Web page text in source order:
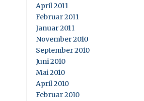
April 2011
Februar 2011
Januar 2011
November 2010
September 2010
Juni 2010
Mai 2010
April 2010
Februar 2010